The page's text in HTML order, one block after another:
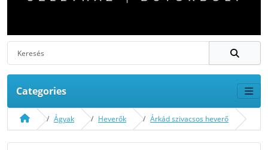
Categories
Ágyak Heverők Árkád szivacsos heverő